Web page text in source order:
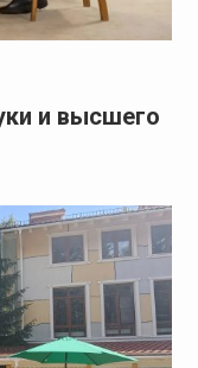
и высшего